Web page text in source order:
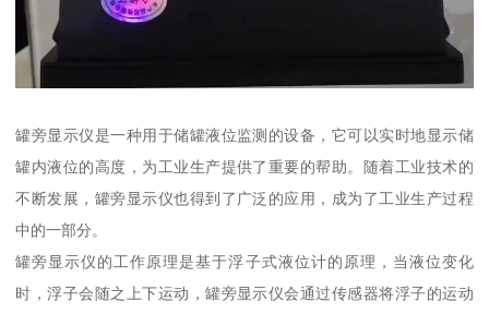
罐旁显示仪是一种用于储罐液位监测的设备，它可以实时地显示储
罐内液位的高度，为工业生产提供了重要的帮助。随着工业技术的
不断发展，罐旁显示仪也得到了广泛的应用，成为了工业生产过程
中的一部分。
罐旁显示仪的工作原理是基于浮子式液位计的原理，当液位变化
时，浮子会随之上下运动，罐旁显示仪会通过传感器将浮子的运动